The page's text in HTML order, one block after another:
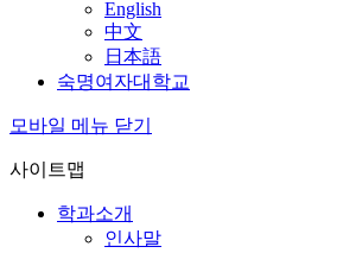
English
中文
日本語
숙명여자대학교
모바일 메뉴 닫기
사이트맵
학과소개
인사말